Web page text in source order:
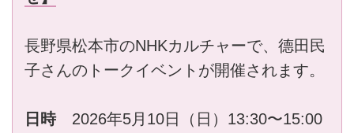
長野県松本市のNHKカルチャーで、德田民
子さんのトークイベントが開催されます。
日時2026年5月10日（日）13:30〜15:00